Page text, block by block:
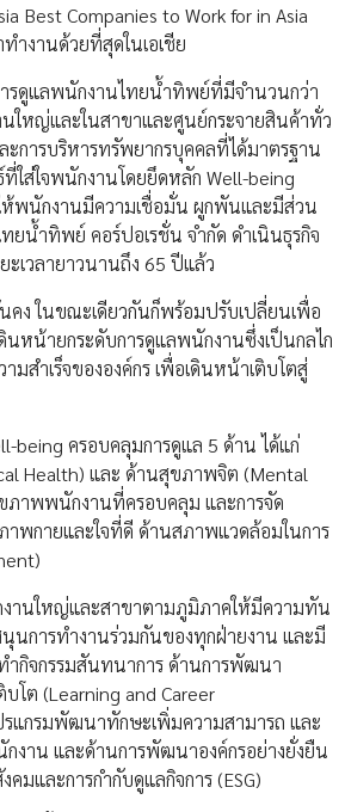
Best Companies to Work for in Asia
ำงานด้วยที่สุดในเอเชีย
ารดูแลพนักงานไทยน้ำทิพย์ที่มีจำนวนกว่า
ใหญ่และในสาขาและศูนย์กระจายสินค้าทั่ว
ะการบริหารทรัพยากรบุคคลที่ได้มาตรฐาน
ใส่ใจพนักงานโดยยึดหลัก Well-being
ห้พนักงานมีความเชื่อมั่น ผูกพันและมีส่วน
ยน้ำทิพย์ คอร์ปอเรชั่น จำกัด ดำเนินธุรกิจ
ะเวลายาวนานถึง 65 ปีแล้ว
คง ในขณะเดียวกันก็พร้อมปรับเปลี่ยนเพื่อ
นหน้ายกระดับการดูแลพนักงานซึ่งเป็นกลไก
มสำเร็จขององค์กร เพื่อเดินหน้าเติบโตสู่
being ครอบคลุมการดูแล 5 ด้าน ได้แก่
Health) และ ด้านสุขภาพจิต (Mental
ภาพพนักงานที่ครอบคลุม และการจัด
าพกายและใจที่ดี ด้านสภาพแวดล้อมในการ
งานใหญ่และสาขาตามภูมิภาคให้มีความทัน
นการทำงานร่วมกันของทุกฝ่ายงาน และมี
กิจกรรมสันทนาการ ด้านการพัฒนา
บโต (Learning and Career
แกรมพัฒนาทักษะเพิ่มความสามารถ และ
กงาน และด้านการพัฒนาองค์กรอย่างยั่งยืน
มและการกำกับดูแลกิจการ (ESG)